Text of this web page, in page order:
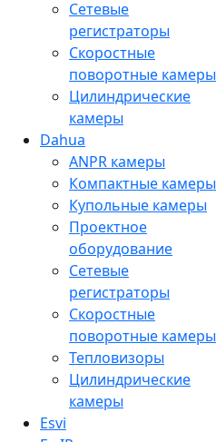
Сетевые
регистраторы
Скоростные
поворотные камеры
Цилиндрические
камеры
Dahua
ANPR камеры
Компактные камеры
Купольные камеры
Проектное
оборудование
Сетевые
регистраторы
Скоростные
поворотные камеры
Тепловизоры
Цилиндрические
камеры
Esvi